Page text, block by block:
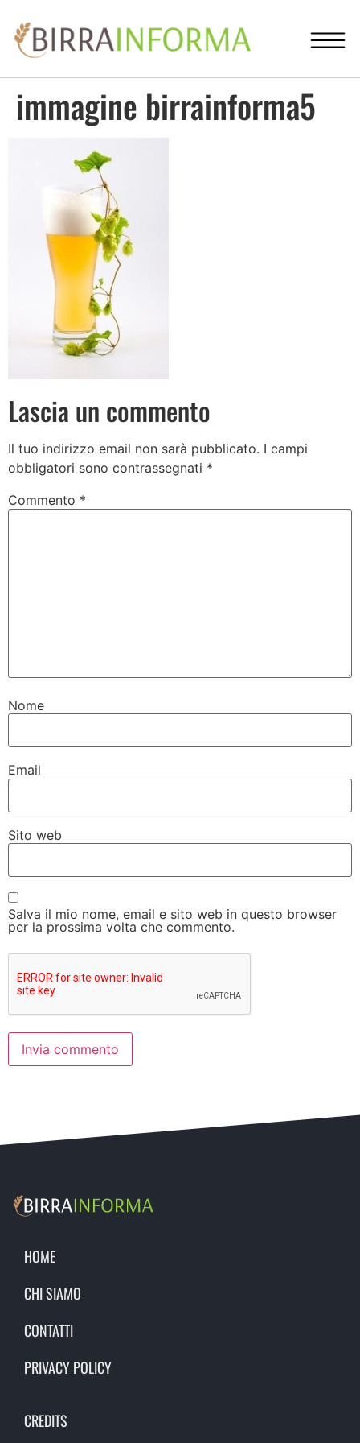
immagine birrainforma5
Lascia un commento
Il tuo indirizzo email non sarà pubblicato. I campi
obbligatori sono contrassegnati *
Commento *
Nome
Email
Sito web
Salva il mio nome, email e sito web in questo browser
per la prossima volta che commento.
HOME
CHI SIAMO
CONTATTI
PRIVACY POLICY
CREDITS